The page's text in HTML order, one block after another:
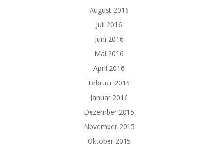
August 2016
Juli 2016
Juni 2016
Mai 2016
April 2016
Februar 2016
Januar 2016
Dezember 2015
November 2015
Oktober 2015